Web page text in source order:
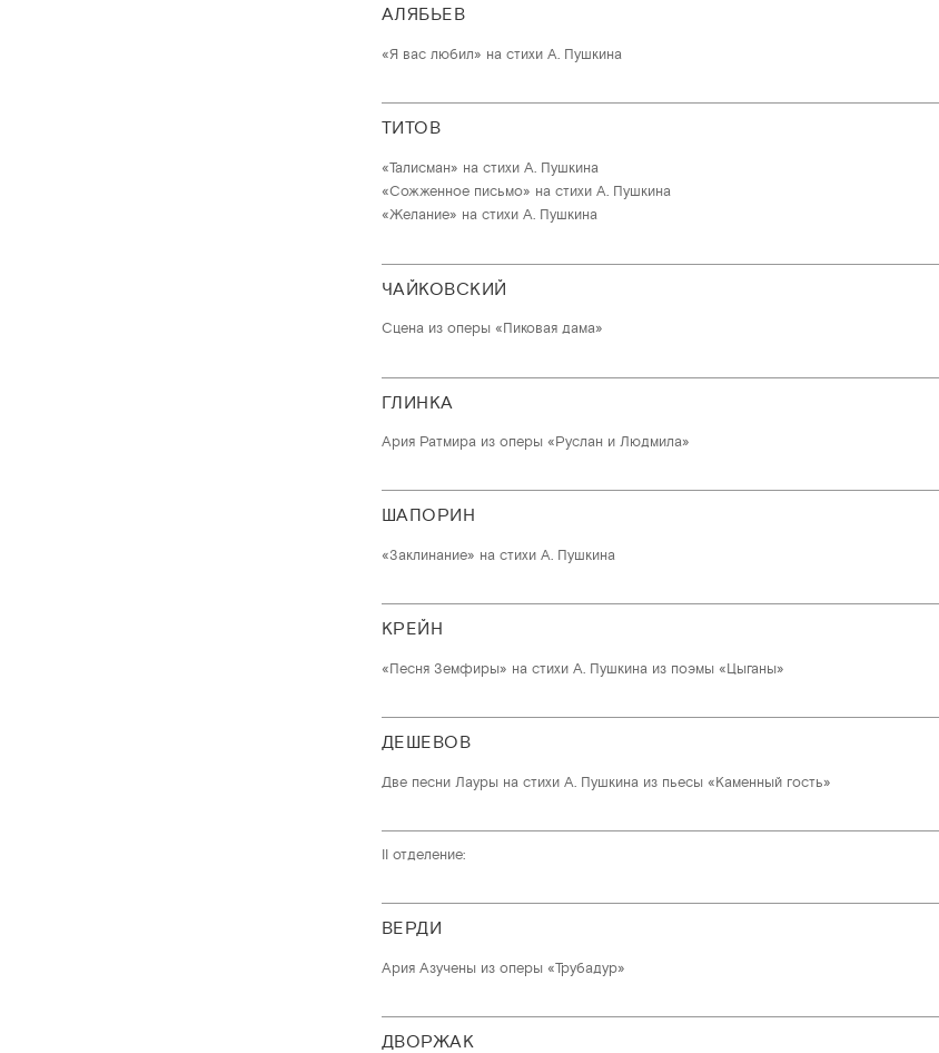
АЛЯБЬЕВ
«Я вас любил» на стихи А. Пушкина
ТИТОВ
«Талисман» на стихи А. Пушкина
«Сожженное письмо» на стихи А. Пушкина
«Желание» на стихи А. Пушкина
ЧАЙКОВСКИЙ
Сцена из оперы «Пиковая дама»
ГЛИНКА
Ария Ратмира из оперы «Руслан и Людмила»
ШАПОРИН
«Заклинание» на стихи А. Пушкина
КРЕЙН
«Песня Земфиры» на стихи А. Пушкина из поэмы «Цыганы»
ДЕШЕВОВ
Две песни Лауры на стихи А. Пушкина из пьесы «Каменный гость»
II отделение:
ВЕРДИ
Ария Азучены из оперы «Трубадур»
ДВОРЖАК